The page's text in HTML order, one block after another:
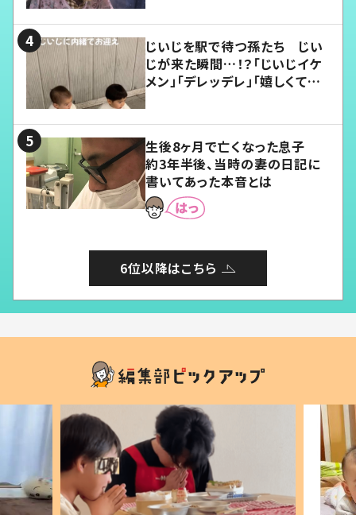
じいじを駅で待つ孫たち じい
じが来た瞬間…！？「じいじイケ
メン」「デレッデレ」「嬉しくて可
生後8ヶ月で亡くなった息子
約3年半後、当時の妻の日記に
書いてあった本音とは
6位以降はこちら